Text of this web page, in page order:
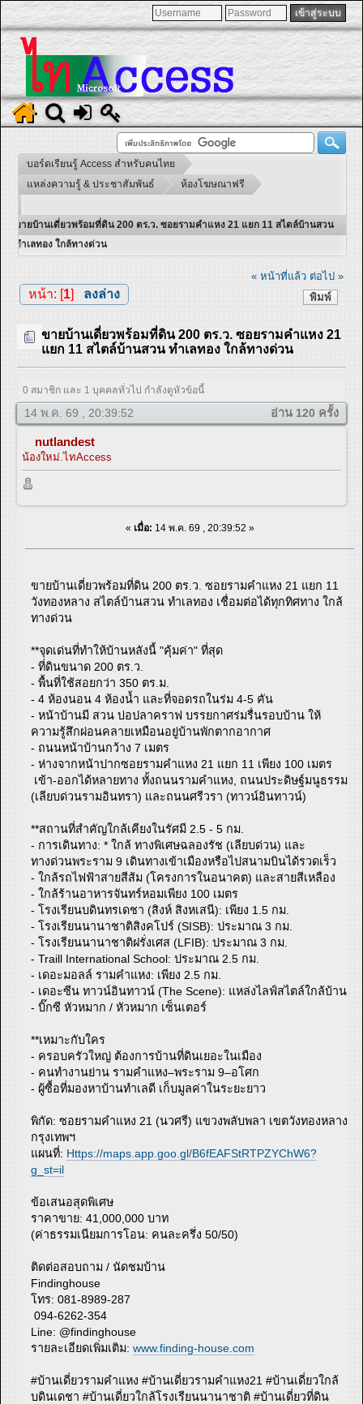
บอร์ดเรียนรู้ Access สำหรับคนไทย
แหล่งความรู้ & ประชาสัมพันธ์
ห้องโฆษณาฟรี
ขายบ้านเดี่ยวพร้อมที่ดิน 200 ตร.ว. ซอยรามคำแหง 21 แยก 11 สไตล์บ้านสวน
ทำเลทอง ใกล้ทางด่วน
« หน้าที่แล้ว ต่อไป »
พิมพ์
หน้า: [1] ลงล่าง
ขายบ้านเดี่ยวพร้อมที่ดิน 200 ตร.ว. ซอยรามคำแหง 21
แยก 11 สไตล์บ้านสวน ทำเลทอง ใกล้ทางด่วน
0 สมาชิก และ 1 บุคคลทั่วไป กำลังดูหัวข้อนี้
14 พ.ค. 69 , 20:39:52 อ่าน 120 ครั้ง
nutlandest
น้องใหม่.ไทAccess
« เมื่อ: 14 พ.ค. 69 , 20:39:52 »
ขายบ้านเดี่ยวพร้อมที่ดิน 200 ตร.ว. ซอยรามคำแหง 21 แยก 11
วังทองหลาง สไตล์บ้านสวน ทำเลทอง เชื่อมต่อได้ทุกทิศทาง ใกล้
ทางด่วน
**จุดเด่นที่ทำให้บ้านหลังนี้ "คุ้มค่า" ที่สุด
- ที่ดินขนาด 200 ตร.ว.
- พื้นที่ใช้สอยกว่า 350 ตร.ม.
- 4 ห้องนอน 4 ห้องน้ำ และที่จอดรถในร่ม 4-5 คัน
- หน้าบ้านมี สวน บ่อปลาคราฟ บรรยกาศร่มรื่นรอบบ้าน ให้
ความรู้สึกผ่อนคลายเหมือนอยู่บ้านพักตากอากาศ
- ถนนหน้าบ้านกว้าง 7 เมตร
- ห่างจากหน้าปากซอยรามคำแหง 21 แยก 11 เพียง 100 เมตร
เข้า-ออกได้หลายทาง ทั้งถนนรามคำแหง, ถนนประดิษฐ์มนูธรรม
(เลียบด่วนรามอินทรา) และถนนศรีวรา (ทาวน์อินทาวน์)
**สถานที่สำคัญใกล้เคียงในรัศมี 2.5 - 5 กม.
- การเดินทาง: * ใกล้ ทางพิเศษฉลองรัช (เลียบด่วน) และ
ทางด่วนพระราม 9 เดินทางเข้าเมืองหรือไปสนามบินได้รวดเร็ว
- ใกล้รถไฟฟ้าสายสีส้ม (โครงการในอนาคต) และสายสีเหลือง
- ใกล้ร้านอาหารจันทร์หอมเพียง 100 เมตร
- โรงเรียนบดินทรเดชา (สิงห์ สิงหเสนี): เพียง 1.5 กม.
- โรงเรียนนานาชาติสิงคโปร์ (SISB): ประมาณ 3 กม.
- โรงเรียนนานาชาติฝรั่งเศส (LFIB): ประมาณ 3 กม.
- Traill International School: ประมาณ 2.5 กม.
- เดอะมอลล์ รามคำแหง: เพียง 2.5 กม.
- เดอะซีน ทาวน์อินทาวน์ (The Scene): แหล่งไลฟ์สไตล์ใกล้บ้าน
- บิ๊กซี หัวหมาก / หัวหมาก เซ็นเตอร์
**เหมาะกับใคร
- ครอบครัวใหญ่ ต้องการบ้านที่ดินเยอะในเมือง
- คนทำงานย่าน รามคำแหง–พระราม 9–อโศก
- ผู้ซื้อที่มองหาบ้านทำเลดี เก็บมูลค่าในระยะยาว
พิกัด: ซอยรามคำแหง 21 (นวศรี) แขวงพลับพลา เขตวังทองหลาง
กรุงเทพฯ
แผนที่: Https://maps.app.goo.gl/B6fEAFStRTPZYChW6?
g_st=il
ข้อเสนอสุดพิเศษ
ราคาขาย: 41,000,000 บาท
(ค่าธรรมเนียมการโอน: คนละครึ่ง 50/50)
ติดต่อสอบถาม / นัดชมบ้าน
Findinghouse
โทร: 081-8989-287
094-6262-354
Line: @findinghouse
รายละเอียดเพิ่มเติม:www.finding-house.com
#บ้านเดี่ยวรามคำแหง #บ้านเดี่ยวรามคำแหง21 #บ้านเดี่ยวใกล้
บดินเดชา #บ้านเดี่ยวใกล้โรงเรียนนานาชาติ #บ้านเดี่ยวที่ดิน